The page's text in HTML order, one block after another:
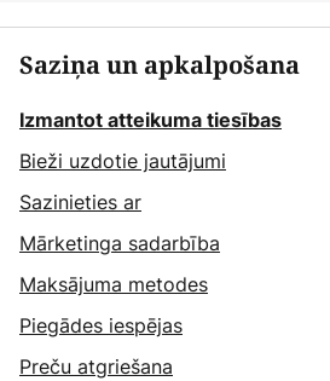
Saziņa un apkalpošana
Izmantot atteikuma tiesības
Bieži uzdotie jautājumi
Sazinieties ar
Mārketinga sadarbība
Maksājuma metodes
Piegādes iespējas
Preču atgriešana